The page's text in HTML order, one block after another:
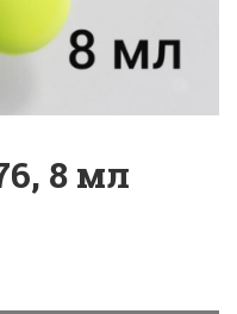
8 мл